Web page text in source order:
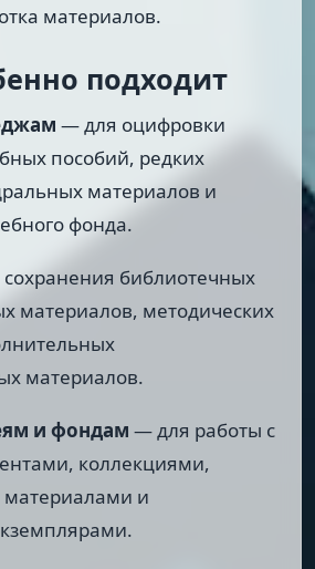
материалов.
подходит
— для оцифровки
пособий, редких
материалов и
фонда.
библиотечных
материалов, методических
материалов.
и фондам — для работы с
коллекциями,
материалами и